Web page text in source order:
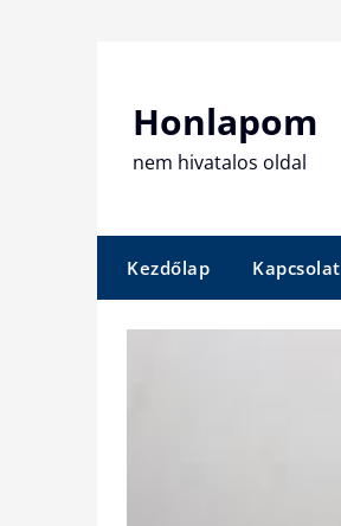
Honlapom
nem hivatalos oldal
Kezdőlap Kapcsolat